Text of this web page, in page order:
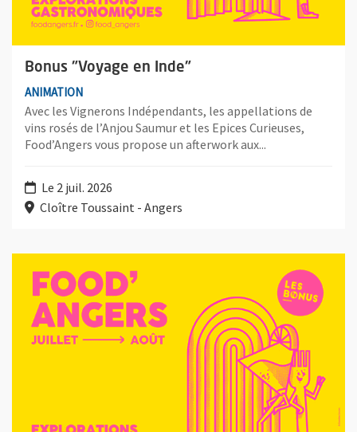
Bonus "Voyage en Inde"
ANIMATION
Avec les Vignerons Indépendants, les appellations de
vins rosés de l’Anjou Saumur et les Epices Curieuses,
Food’Angers vous propose un afterwork aux...
Le 2 juil. 2026
Cloître Toussaint - Angers